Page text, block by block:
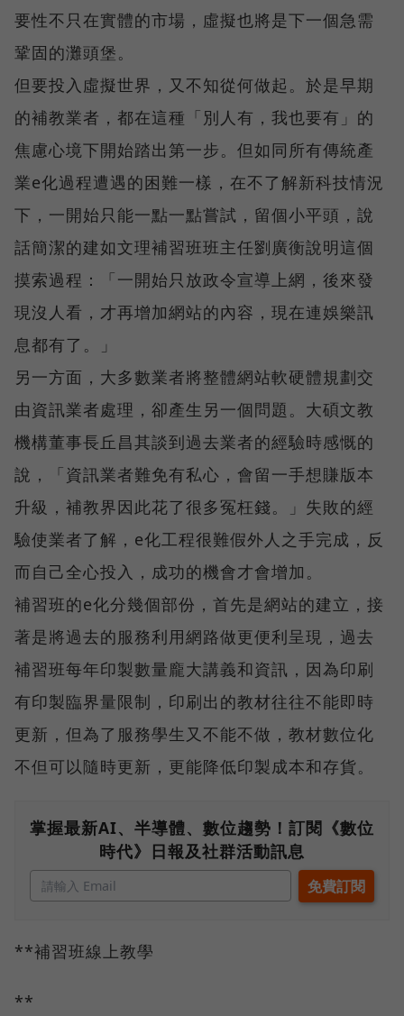
要性不只在實體的市場，虛擬也將是下一個急需
鞏固的灘頭堡。
但要投入虛擬世界，又不知從何做起。於是早期
的補教業者，都在這種「別人有，我也要有」的
焦慮心境下開始踏出第一步。但如同所有傳統產
業e化過程遭遇的困難一樣，在不了解新科技情況
下，一開始只能一點一點嘗試，留個小平頭，說
話簡潔的建如文理補習班班主任劉廣衡說明這個
摸索過程：「一開始只放政令宣導上網，後來發
現沒人看，才再增加網站的內容，現在連娛樂訊
息都有了。」
另一方面，大多數業者將整體網站軟硬體規劃交
由資訊業者處理，卻產生另一個問題。大碩文教
機構董事長丘昌其談到過去業者的經驗時感慨的
說，「資訊業者難免有私心，會留一手想賺版本
升級，補教界因此花了很多冤枉錢。」失敗的經
驗使業者了解，e化工程很難假外人之手完成，反
而自己全心投入，成功的機會才會增加。
補習班的e化分幾個部份，首先是網站的建立，接
著是將過去的服務利用網路做更便利呈現，過去
補習班每年印製數量龐大講義和資訊，因為印刷
有印製臨界量限制，印刷出的教材往往不能即時
更新，但為了服務學生又不能不做，教材數位化
不但可以隨時更新，更能降低印製成本和存貨。
掌握最新AI、半導體、數位趨勢！訂閱《數位
時代》日報及社群活動訊息
**補習班線上教學
**